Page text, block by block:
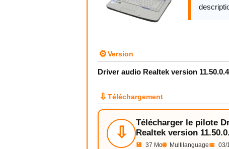
⚙Version
Driver audio Realtek version
⇩ Téléchargement
⇩
Télécharger le pilote
Realtek version
💾 37 Mo🌐 Multilanguage📅 03/